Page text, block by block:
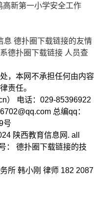
高新第一小学安全工作
息 德扑圈下载链接的友情
德扑圈下载链接 人员查
，本网不承担任何由内容
责任。
） 电话：029-85396922
总编qq：
号
陕西教育信息网. all
： 德扑圈下载链接的技
所 韩小刚 律师 182 2087